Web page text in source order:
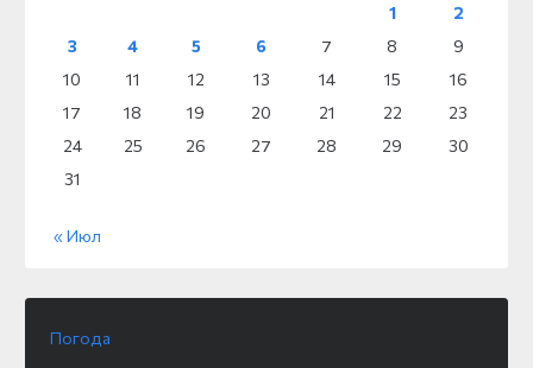
1
2
3
4 5 6 7 8
9
10
11 12 13 14 15
16
17
18 19 20 21 22
23
24
25 26 27 28 29
30
31
« Июл
Погода